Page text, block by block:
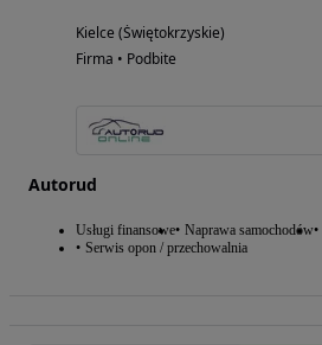
Kielce (Świętokrzyskie)
Firma • Podbite
Autorud
Usługi finansowe Naprawa samochodów
Serwis opon / przechowalnia